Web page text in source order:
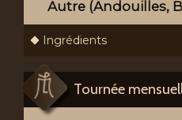
Autre (Andouilles,
Ingrédients
Tournée